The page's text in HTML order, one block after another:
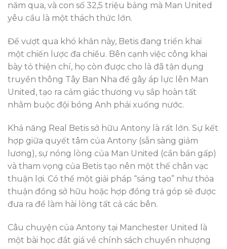
năm qua, và con số 32,5 triệu bảng mà Man United
yêu cầu là một thách thức lớn.
Để vượt qua khó khăn này, Betis đang triển khai
một chiến lược đa chiều. Bên cạnh việc công khai
bày tỏ thiện chí, họ còn được cho là đã tận dụng
truyền thông Tây Ban Nha để gây áp lực lên Man
United, tạo ra cảm giác thương vụ sắp hoàn tất
nhằm buộc đội bóng Anh phải xuống nước.
Khả năng Real Betis sở hữu Antony là rất lớn. Sự kết
hợp giữa quyết tâm của Antony (sẵn sàng giảm
lương), sự nóng lòng của Man United (cần bán gấp)
và tham vọng của Betis tạo nên một thế chân vạc
thuận lợi. Có thể một giải pháp “sáng tạo” như thỏa
thuận đồng sở hữu hoặc hợp đồng trả góp sẽ được
đưa ra để làm hài lòng tất cả các bên.
Câu chuyện của Antony tại Manchester United là
một bài học đắt giá về chính sách chuyển nhượng